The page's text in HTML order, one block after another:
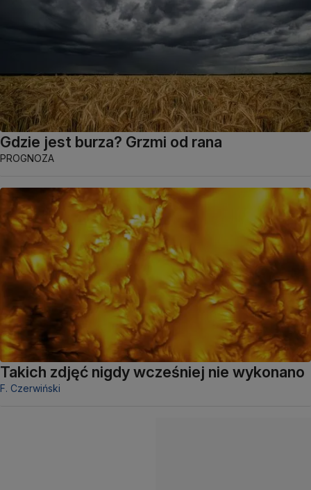
Gdzie jest burza? Grzmi od rana
PROGNOZA
Takich zdjęć nigdy wcześniej nie wykonano
F. Czerwiński